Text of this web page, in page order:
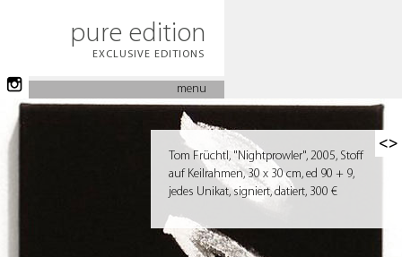
pure edition
EXCLUSIVE EDITIONS
menu
Tom Früchtl, "Nightprowler", 2005, Stoff
auf Keilrahmen, 30 x 30 cm, ed 90 + 9,
jedes Unikat, signiert, datiert, 300 €
<>